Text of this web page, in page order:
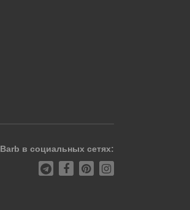
Barb в социальных сетях: